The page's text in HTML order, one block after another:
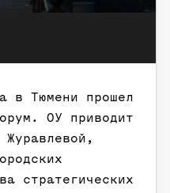
в Тюмени прошел
ОУ приводит
стратегических